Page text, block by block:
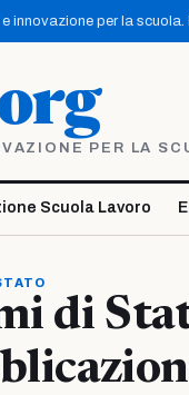
innovazione per la
PER LA
Scuola Lavoro
di